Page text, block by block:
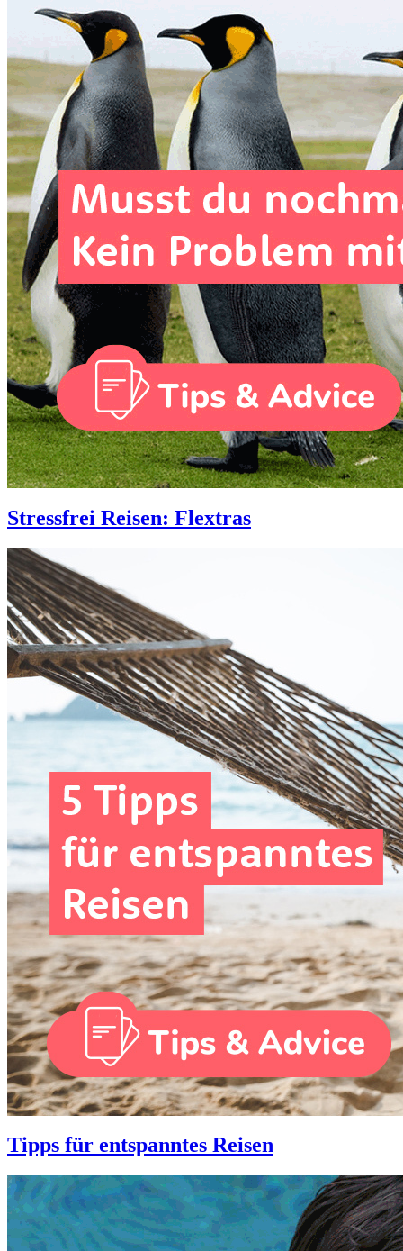
Stressfrei Reisen: Flextras
Tipps für entspanntes Reisen